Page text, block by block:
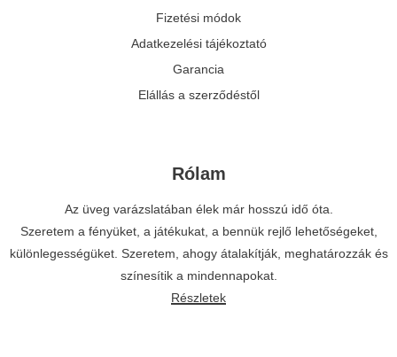
Fizetési módok
Adatkezelési tájékoztató
Garancia
Elállás a szerződéstől
Rólam
Az üveg varázslatában élek már hosszú idő óta.
Szeretem a fényüket, a játékukat, a bennük rejlő lehetőségeket,
különlegességüket. Szeretem, ahogy átalakítják, meghatározzák és
színesítik a mindennapokat.
Részletek